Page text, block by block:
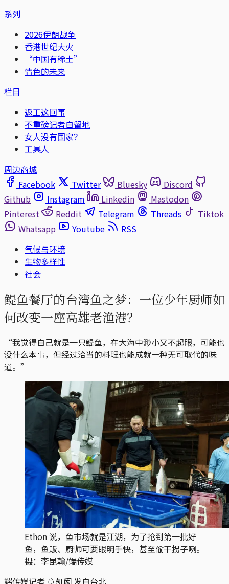
系列
2026伊朗战争
香港世纪大火
“中国有稀土”
情色的未来
栏目
返工这回事
不重磅记者自留地
女人没有国家？
工具人
周边商城
Facebook
Twitter Bluesky
Discord
Github
Instagram Linkedin
Mastodon
Pinterest
Reddit Telegram Threads
Tiktok
Whatsapp
Youtube
RSS
气候与环境
生物多样性
社会
鳀鱼餐厅的台湾鱼之梦：一位少年厨师如
何改变一座高雄老渔港？
“我觉得自己就是一只鳀鱼，在大海中渺小又不起眼，可能也
没什么本事，但经过洽当的料理也能成就一种无可取代的味
道。”
Ethon 说，鱼市场就是江湖，为了抢到第一批好
鱼，鱼贩、厨师可要眼明手快，甚至偷干拐子咧。
摄：李昆翰/端传媒
端传媒记者 章凯闳 发自台北